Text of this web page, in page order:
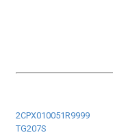
2CPX010051R9999
TG207S